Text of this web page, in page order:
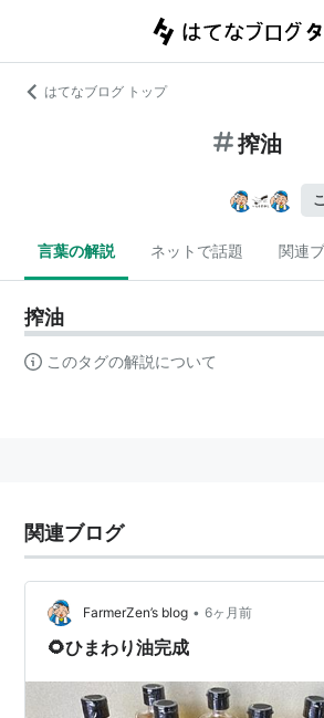
はてなブログ トップ
搾油
言葉の解説 ネットで話題 関連
搾油
このタグの解説について
関連ブログ
FarmerZen’s blog • 6ヶ月前
🌻ひまわり油完成